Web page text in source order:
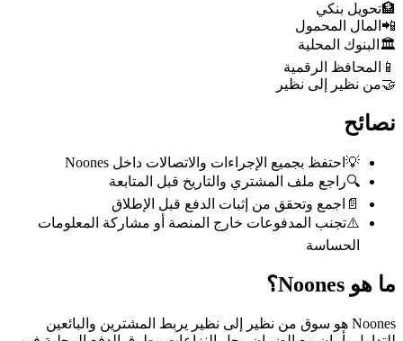
🏦تحويل بنكي
📲 المال المحمول
🏛️ البنوك المحلية
📱 المحافظ الرقمية
🤝من نظير إلى نظير
نصائح
💡 احتفظ بجميع الإجراءات والاتصالات داخل Noones
🔍راجع ملف المشتري والتاريخ قبل المتابعة
📄 اجمع وتحقق من إثبات الدفع قبل الإطلاق
⚠️تجنب المدفوعات خارج المنصة أو مشاركة المعلومات
الحساسة
ما هو Noones؟
Noones هو سوق من نظير إلى نظير يربط المشترين والبائعين